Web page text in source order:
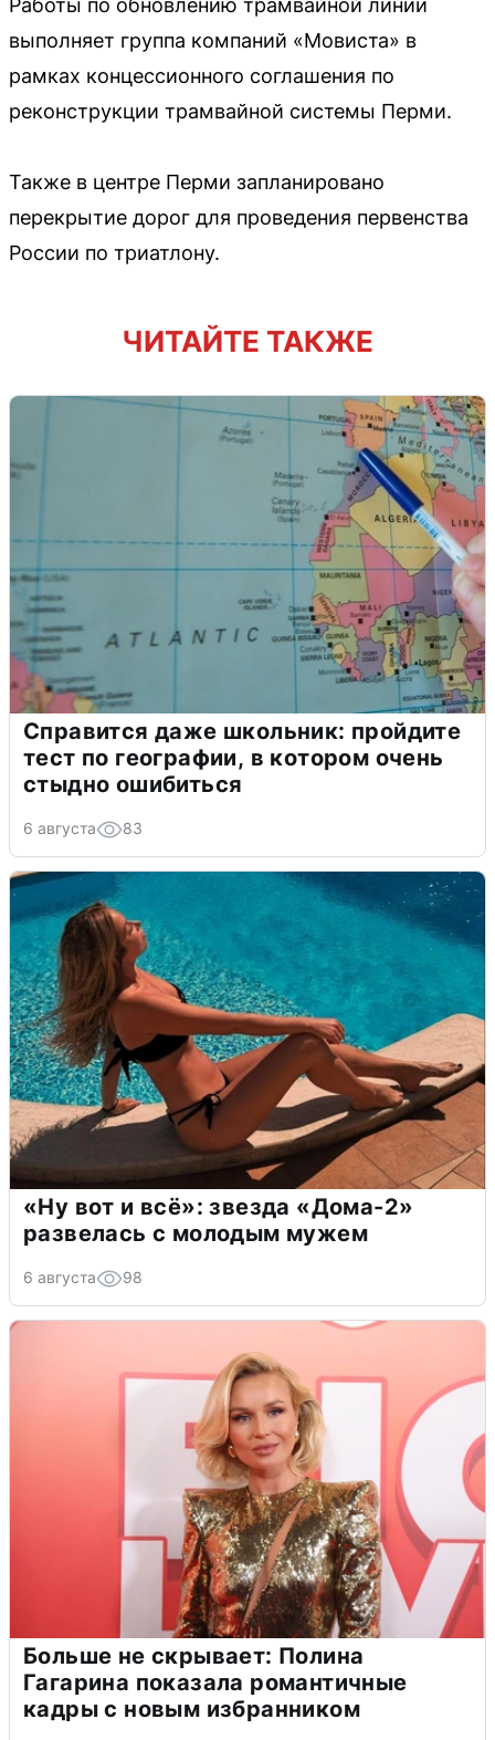
Работы по обновлению трамвайной линии
выполняет группа компаний «Мовиста» в
рамках концессионного соглашения по
реконструкции трамвайной системы Перми.
Также в центре Перми запланировано
перекрытие дорог для проведения первенства
России по триатлону.
ЧИТАЙТЕ ТАКЖЕ
Справится даже школьник: пройдите
тест по географии, в котором очень
стыдно ошибиться
6 августа 83
«Ну вот и всё»: звезда «Дома-2»
развелась с молодым мужем
6 августа 98
Больше не скрывает: Полина
Гагарина показала романтичные
кадры с новым избранником